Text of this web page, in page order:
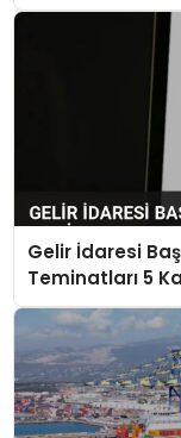
Gelir İdaresi
Teminatları 5